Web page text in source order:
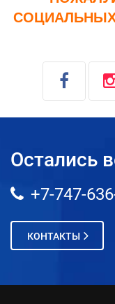
Остались
+7-747-
КОНТАКТЫ